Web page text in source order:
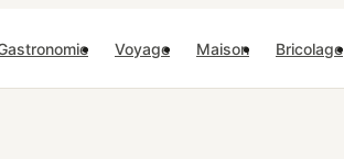
Voyage Maison Bricolage